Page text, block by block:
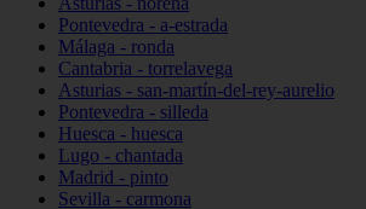
Pontevedra - a-estrada
Málaga - ronda
Cantabria - torrelavega
Asturias - san-martín-del-rey-aurelio
Pontevedra - silleda
Huesca - huesca
Lugo - chantada
Madrid - pinto
Sevilla - carmona